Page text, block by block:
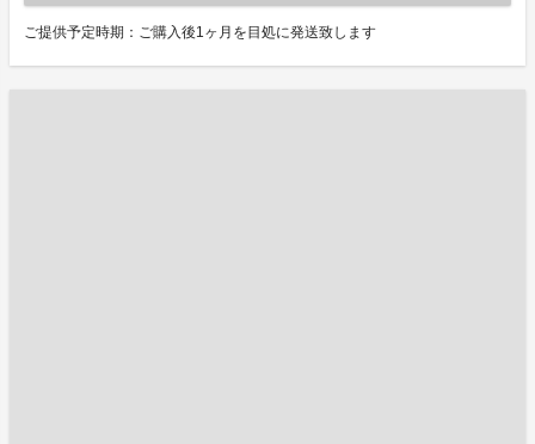
ご提供予定時期：ご購入後1ヶ月を目処に発送致します